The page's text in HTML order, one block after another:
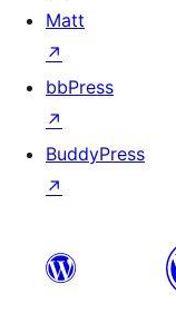
Matt
↗
bbPress
↗
BuddyPress
↗